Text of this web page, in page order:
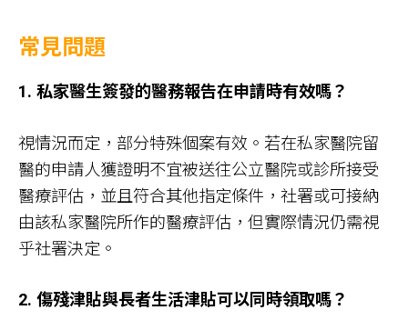
常見問題
1. 私家醫生簽發的醫務報告在申請時有效嗎？
視情況而定，部分特殊個案有效。若在私家醫院留
醫的申請人獲證明不宜被送往公立醫院或診所接受
醫療評估，並且符合其他指定條件，社署或可接納
由該私家醫院所作的醫療評估，但實際情況仍需視
乎社署決定。
2. 傷殘津貼與長者生活津貼可以同時領取嗎？